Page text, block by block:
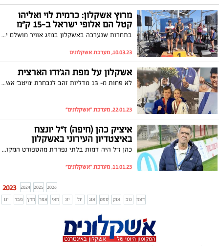
מרוץ אשקלון: כרמית לוי ואליהו
קטל הם אלופי ישראל ב-15 ק"מ
בתחרות שנערכה באשקלון במזג אוויר מושלם יצאו לדרך למעלה מ-1,200 רצים בחמישה מקצים שונים, כאשר גולת הכותרת הייתה כמובן אליפות ישראל ב-15 ק"מ..השנה הצטרפו למרוץ לוחמי הקומנדו במילואים מעוצבת 'חיצי האש' ומצד שני ילדים רבים שהשתתפו במקצה החדש 'הורים וילדים'
10.03.23, מערכת אשקלונים
אשקלון על מפת הג'ודו הארצית
לא פחות מ- 13 מדליות זהב לנבחרת 'מיטב' אשקלון בג'ודו שדורגה גם במקום הראשון בתחרות סבב גביע האיגוד הרביעי שהתקיים לאחרונה
22.01.23, מערכת "אשקלונים"
איציק כהן (חיפה) ז"ל יונצח
באיצטדיון העירוני באשקלון
כהן ז״ל היה דמות בלתי נפרדת מהספורט המקומי ולפני כשנה נפטר לאחר מאבק ממושך במחלה קשה; במסגרת האירוע ותיקי הפועל אשקלון יקיימו משחק לזכרו. ראש העירייה תומר גלאם: "זה המעט שנוכל לעשות בבחינת הכרת הטוב לאדם המיוחד שהיה"
11.01.23, מערכת "אשקלונים"
2023 2024 2025 2026
ינו
פבר מרץ אפר מאי יונ יול אוג ספט אוק נוב דצמ